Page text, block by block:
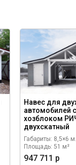
Навес для
автомобилей
хозблоком
двухскатный
Габариты: 8,5×6
Площадь: 51 м²
947 711 р